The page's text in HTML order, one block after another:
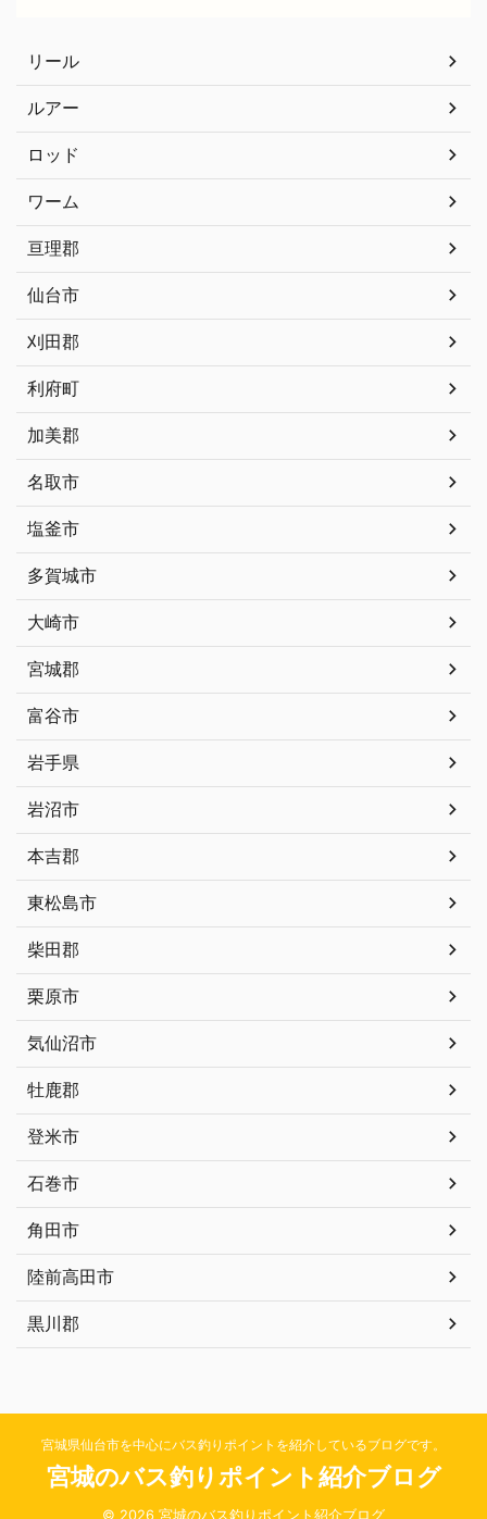
リール
ルアー
ロッド
ワーム
亘理郡
仙台市
刈田郡
利府町
加美郡
名取市
塩釜市
多賀城市
大崎市
宮城郡
富谷市
岩手県
岩沼市
本吉郡
東松島市
柴田郡
栗原市
気仙沼市
牡鹿郡
登米市
石巻市
角田市
陸前高田市
黒川郡
宮城県仙台市を中心にバス釣りポイントを紹介しているブログです。
宮城のバス釣りポイント紹介ブログ
© 2026 宮城のバス釣りポイント紹介ブログ